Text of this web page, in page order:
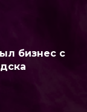
бизнес с